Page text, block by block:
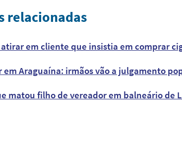
relacionadas
em cliente que insistia em comprar
em Araguaína: irmãos vão a julgamento
matou filho de vereador em balneário de